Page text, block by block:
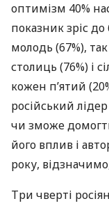
оптимізм 40%
показник зріс
молодь (67%),
столиць (76%) і
кожен п’ятий
російський лідер
чи зможе
його вплив і
року,
Три чверті